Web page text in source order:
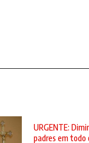
URGENTE:
padres em todo